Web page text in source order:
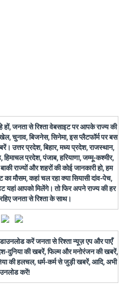
जनता से रिश्ता वेबसाइट पर आपके राज्य की
चुनाव, बिजनेस, सिनेमा, इस प्लैटफॉर्म पर बस
उत्तर प्रदेश, बिहार, मध्य प्रदेश, राजस्थान,
हिमाचल प्रदेश, पंजाब, हरियाणा, जम्मू-कश्मीर,
राज्यों और शहरों की कोई जानकारी हो, हम
मौसम, कहां चल रहा क्या सियासी दांव-पेच,
आपको मिलेंगे। तो फिर अपने राज्य की हर
जनता से रिश्ता के साथ।
करें जनता से रिश्ता न्यूज़ एप और पाएँ
दुनिया की खबरें, फिल्म और मनोरंजन की खबरें,
की हलचल, धर्म-कर्म से जुड़ी खबरें, आदि, अभी
करें!